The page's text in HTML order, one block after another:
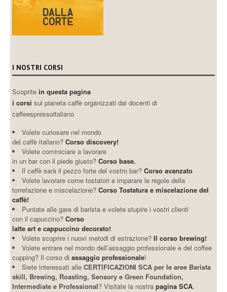
I NOSTRI CORSI
Scopritein questa pagina
i corsi sul pianeta caffè organizzati dai docenti di
caffeespressoitaliano
Volete curiosare nel mondo
del caffè italiano? Corso discovery!
Volete cominiciare a lavorare
in un bar con il piede giusto? Corso base.
Il caffè sarà il pezzo forte del vostro bar?Corso avanzato
Volete lavorare come tostatori e imparare le regole della
torrefazione e miscelazione?Corso Tostatura e miscelazione del
caffè!
Puntate alle gare di barista e volete stupire i vostri clienti
con il capuccino?Corso
latte art e cappuccino decorato!
Volete scoprire i nuovi metodi di estrazione?Il corso brewing!
Volete entrare nel mondo dell’assaggio professionale e del coffee
cupping? Il corso diassaggio professionale!
Siete interessati alleCERTIFICAZIONI SCA per le aree Barista
skill, Brewing, Roasting, Sensory e Green Foundation,
Intermediate e Professional? Visitate la nostrapagina SCA.